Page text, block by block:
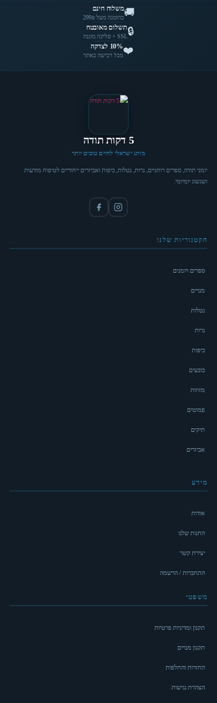
🚚משלוח חינם
בהזמנה מעל 299₪
🔒תשלום מאובטח
SSL + סליקה מוגנת
❤️10% לצדקה
מכל רכישה באתר
5 דקות תודה
מותג ישראלי לחיים טובים יותר
יומני תודה, ספרים רוחניים, נרות, נטלות, כיפות ואביזרים ייחודיים לטיפוח מודעות
ושגשוג יומיומי.
הקטגוריות שלנו
ספרים ויומנים
מנויים
נטלות
נרות
כיפות
כובעים
מזוזות
פמוטים
תיקים
אביזרים
מידע
אודות
החנות שלנו
יצירת קשר
התחברות / הרשמה
משפטי
תקנון ומדיניות פרטיות
תקנון מנויים
החזרות והחלפות
הצהרת נגישות